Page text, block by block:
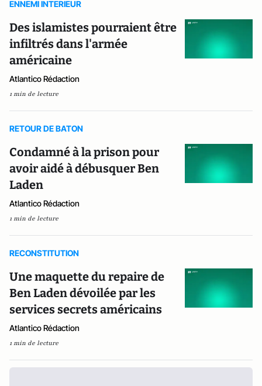
ENNEMI INTERIEUR
Des islamistes pourraient être
infiltrés dans l'armée
américaine
Atlantico Rédaction
1 min de lecture
RETOUR DE BATON
Condamné à la prison pour
avoir aidé à débusquer Ben
Laden
Atlantico Rédaction
1 min de lecture
RECONSTITUTION
Une maquette du repaire de
Ben Laden dévoilée par les
services secrets américains
Atlantico Rédaction
1 min de lecture